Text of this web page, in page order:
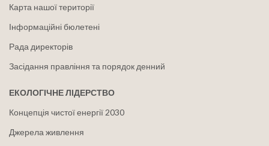
Карта нашої території
Інформаційні бюлетені
Рада директорів
Засідання правління та порядок денний
ЕКОЛОГІЧНЕ ЛІДЕРСТВО
Концепція чистої енергії 2030
Джерела живлення